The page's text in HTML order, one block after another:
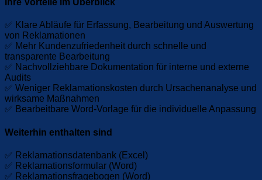
Ihre Vorteile im Überblick
✅ Klare Abläufe für Erfassung, Bearbeitung und Auswertung
von Reklamationen
✅ Mehr Kundenzufriedenheit durch schnelle und
transparente Bearbeitung
✅ Nachvollziehbare Dokumentation für interne und externe
Audits
✅ Weniger Reklamationskosten durch Ursachenanalyse und
wirksame Maßnahmen
✅ Bearbeitbare Word-Vorlage für die individuelle Anpassung
Weiterhin enthalten sind
✅ Reklamationsdatenbank (Excel)
✅ Reklamationsformular (Word)
✅ Reklamationsfragebogen (Word)